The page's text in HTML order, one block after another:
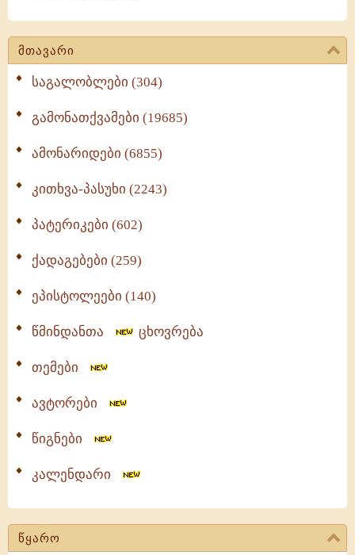
მთავარი
საგალობლები (304)
გამონათქვამები (19685)
ამონარიდები (6855)
კითხვა-პასუხი (2243)
პატერიკები (602)
ქადაგებები (259)
ეპისტოლეები (140)
წმინდანთა ცხოვრება
თემები
ავტორები
წიგნები
კალენდარი
წყარო